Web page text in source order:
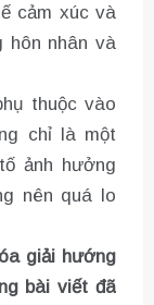
cảm xúc và
hôn nhân và
thuộc vào
chỉ là một
ảnh hưởng
nên quá lo
giải hướng
bài viết đã